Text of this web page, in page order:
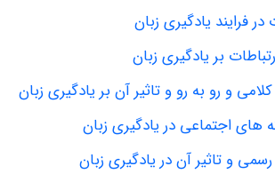
فرایند یادگیری زبان
بر یادگیری زبان
و رو به رو و تاثیر آن بر یادگیری زبان
های اجتماعی در یادگیری زبان
و تاثیر آن در یادگیری زبان